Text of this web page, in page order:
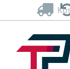
springen